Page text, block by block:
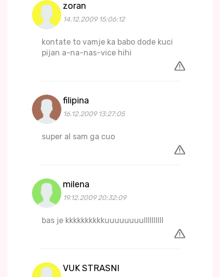
zoran
14.12.2009 15:06:12
kontate to vamje ka babo dode kuci
pijan a-na-nas-vice hihi
filipina
16.12.2009 13:27:05
super al sam ga cuo
milena
19.12.2009 20:32:09
bas je kkkkkkkkkkuuuuuuuullllllllll
VUK STRASNI